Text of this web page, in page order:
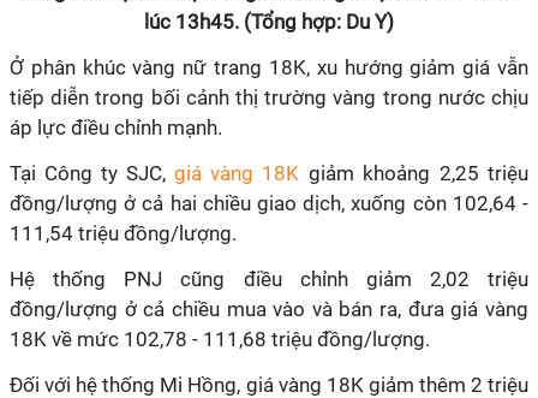
lúc 13h45. (Tổng hợp: Du Y)
Ở phân khúc vàng nữ trang 18K, xu hướng giảm giá vẫn
tiếp diễn trong bối cảnh thị trường vàng trong nước chịu
áp lực điều chỉnh mạnh.
Tại Công ty SJC, giá vàng 18K giảm khoảng 2,25 triệu
đồng/lượng ở cả hai chiều giao dịch, xuống còn 102,64 -
111,54 triệu đồng/lượng.
Hệ thống PNJ cũng điều chỉnh giảm 2,02 triệu
đồng/lượng ở cả chiều mua vào và bán ra, đưa giá vàng
18K về mức 102,78 - 111,68 triệu đồng/lượng.
Đối với hệ thống Mi Hồng, giá vàng 18K giảm thêm 2 triệu